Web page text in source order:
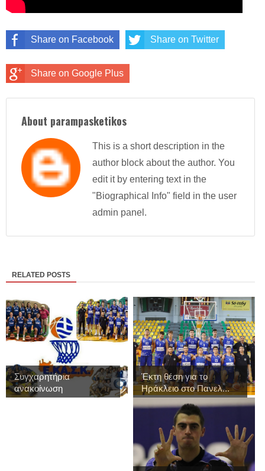
Share on Facebook Share on Twitter
Share on Google Plus
About parampasketikos
This is a short description in the
author block about the author. You
edit it by entering text in the
"Biographical Info" field in the user
admin panel.
RELATED POSTS
Συγχαρητήρια
ανακοίνωση
Έκτη θέση για το
Ηράκλειο στο Πανελ...